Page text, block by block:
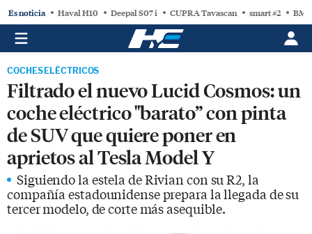
Es noticia Haval H10 Deepal S07 i CUPRA Tavascan smart #2
COCHES ELÉCTRICOS
Filtrado el nuevo Lucid Cosmos: un
coche eléctrico "barato” con pinta
de SUV que quiere poner en
aprietos al Tesla Model Y
Siguiendo la estela de Rivian con su R2, la
compañía estadounidense prepara la llegada de su
tercer modelo, de corte más asequible.